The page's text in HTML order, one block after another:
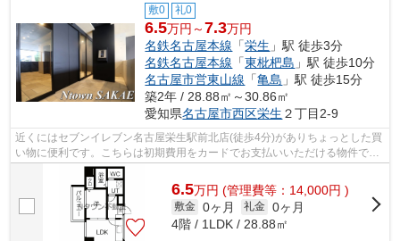
敷0 礼0
6.5万円～7.3万円
名鉄名古屋本線 「栄生 」駅 徒歩3分
名鉄名古屋本線 「東枇杷島 」駅 徒歩10分
名古屋市営東山線 「亀島 」駅 徒歩15分
築2年 / 28.88㎡～30.86㎡
愛知県名古屋市西区栄生 ２丁目2-9
近くにはセブンイレブン名古屋栄生駅前北店(徒歩4分)がありちょっとした買
い物に便利です。こちらは初期費用をカードでお支払いいただける物件で
す。共用部にはエレベータ・敷地内ごみ...
6.5万円 (管理費等：14,000円 )
敷金 0ヶ月 礼金 0ヶ月
4階 / 1LDK / 28.88㎡